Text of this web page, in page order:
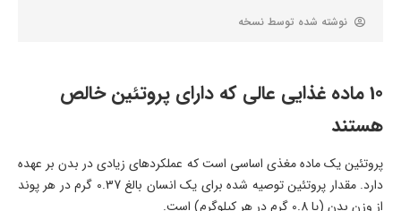
نوشته شده توسط نسخه
10 ماده غذایی عالی که دارای پروتئین خالص
هستند
پروتئین یک ماده مغذی اساسی است که عملکردهای زیادی در بدن بر عهده
دارد. مقدار پروتئین توصیه شده برای یک انسان بالغ 0.37 گرم در هر پوند
از وزن بدن (یا 0.8 گرم در هر کیلوگرم) است.